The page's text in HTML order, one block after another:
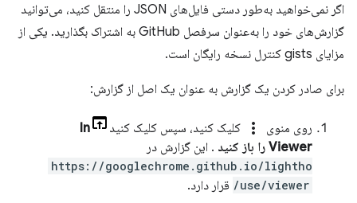
اگر نمی‌خواهید به‌طور دستی فایل‌های JSON را منتقل کنید، می‌توانید
گزارش‌های خود را به‌عنوان سرفصل GitHub به اشتراک بگذارید. یکی از
مزایای gists کنترل نسخه رایگان است.
برای صادر کردن یک گزارش به عنوان یک اصل از گزارش:
روی منوی more_vert کلیک کنید، سپس کلیک کنید
In
Viewer را باز کنید
. این گزارش در
https://googlechrome.github.io/lightho
use/viewer/
قرار دارد.